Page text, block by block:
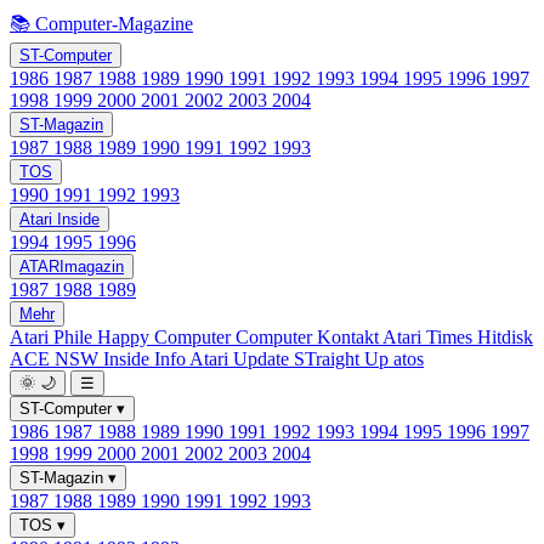
📚 Computer-Magazine
ST-Computer
1986 1987 1988 1989 1990 1991 1992 1993 1994 1995 1996 1997
1998 1999 2000 2001 2002 2003 2004
ST-Magazin
1987 1988 1989 1990 1991 1992 1993
TOS
1990 1991 1992 1993
Atari Inside
1994 1995 1996
ATARImagazin
1987 1988 1989
Mehr
Atari Phile Happy ComputerComputer Kontakt Atari Times Hitdisk
ACE NSW Inside Info Atari Update STraight Up atos
🌞 🌙
☰
ST-Computer ▾
1986 1987 1988 1989 1990 1991 1992 1993 1994 1995 1996 1997
1998 1999 2000 2001 2002 2003 2004
ST-Magazin ▾
1987 1988 1989 1990 1991 1992 1993
TOS ▾